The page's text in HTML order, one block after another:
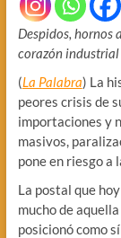
Despidos, hornos
corazón
(La Palabra) La
peores crisis de
importaciones y
masivos,
pone en riesgo a
La postal que
mucho de
posicionó como